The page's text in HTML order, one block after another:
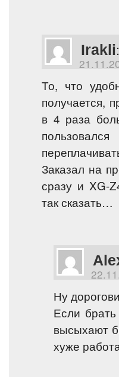
Irakli:
То, что
получается,
в 4 раза
Заказал на
сразу и XG-
так сказать…
Ну
Если
высыхают
хуже